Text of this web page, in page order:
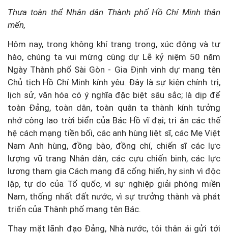
Thưa toàn thể Nhân dân Thành phố Hồ Chí Minh thân
mến,
Hôm nay, trong không khí trang trọng, xúc động và tự
hào, chúng ta vui mừng cùng dự Lễ kỷ niệm 50 năm
Ngày Thành phố Sài Gòn - Gia Định vinh dự mang tên
Chủ tịch Hồ Chí Minh kính yêu. Đây là sự kiện chính trị,
lịch sử, văn hóa có ý nghĩa đặc biệt sâu sắc; là dịp để
toàn Đảng, toàn dân, toàn quân ta thành kính tưởng
nhớ công lao trời biển của Bác Hồ vĩ đại; tri ân các thế
hệ cách mạng tiền bối, các anh hùng liệt sĩ, các Mẹ Việt
Nam Anh hùng, đồng bào, đồng chí, chiến sĩ các lực
lượng vũ trang Nhân dân, các cựu chiến binh, các lực
lượng tham gia Cách mạng đã cống hiến, hy sinh vì độc
lập, tự do của Tổ quốc, vì sự nghiệp giải phóng miền
Nam, thống nhất đất nước, vì sự trưởng thành và phát
triển của Thành phố mang tên Bác.
Thay mặt lãnh đạo Đảng, Nhà nước, tôi thân ái gửi tới